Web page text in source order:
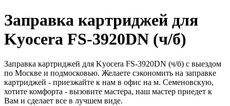
Заправка картриджей для
Kyocera FS-3920DN (ч/б)
Заправка картриджей для Kyocera FS-3920DN (ч/б) с выездом
по Москве и подмосковью. Желаете сэкономить на заправке
картриджей - приезжайте к нам в офис на м. Семеновскую,
хотите комфорта - вызовите мастера, наш мастер приедет к
Вам и сделает все в лучшем виде.